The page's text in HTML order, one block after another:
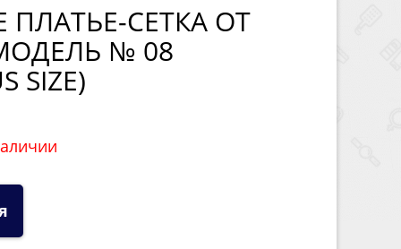
ПЛАТЬЕ-СЕТКА ОТ
№ 08
SIZE)